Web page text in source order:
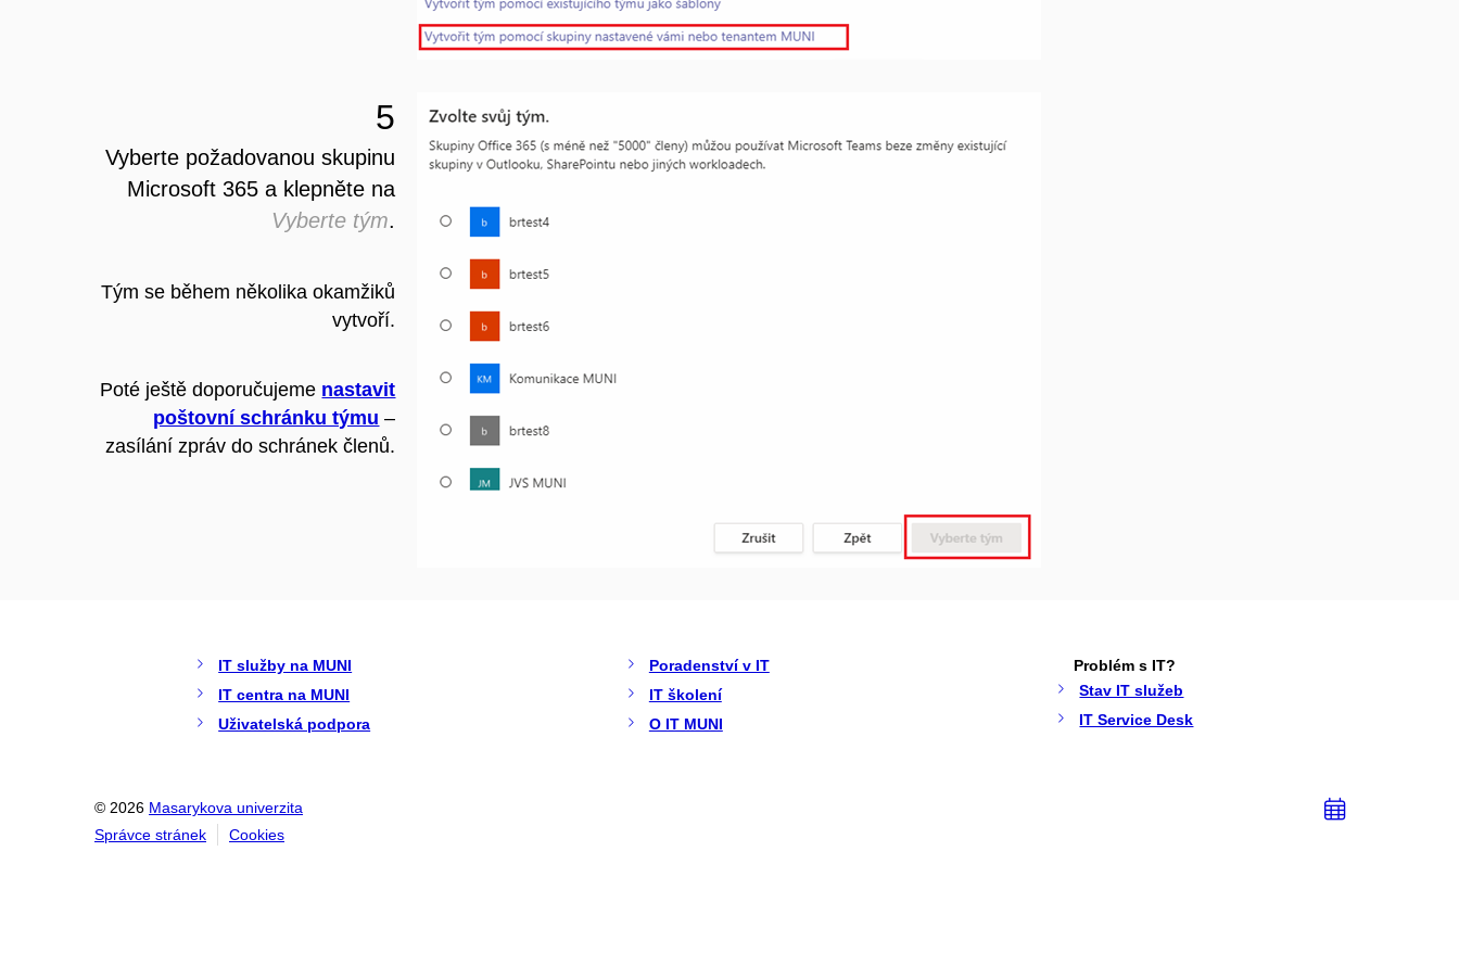
5
Vyberte požadovanou skupinu
Microsoft 365 a klepněte na
Vyberte tým.
Tým se během několika okamžiků
vytvoří.
Poté ještě doporučujeme nastavit
poštovní schránku týmu –
zasílání zpráv do schránek členů.
IT služby na MUNI
IT centra na MUNI
Uživatelská podpora
Poradenství v IT
IT školení
O IT MUNI
Problém s IT?
Stav IT služeb
IT Service Desk
© 2026 Masarykova univerzita
Správce stránek
Cookies
Přidat